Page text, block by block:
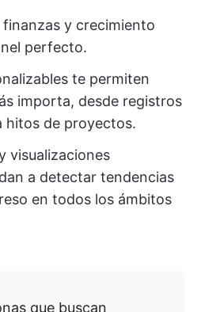
y crecimiento
perfecto.
te permiten
importa, desde registros
hitos de proyectos.
visualizaciones
a detectar tendencias
en todos los ámbitos
que buscan